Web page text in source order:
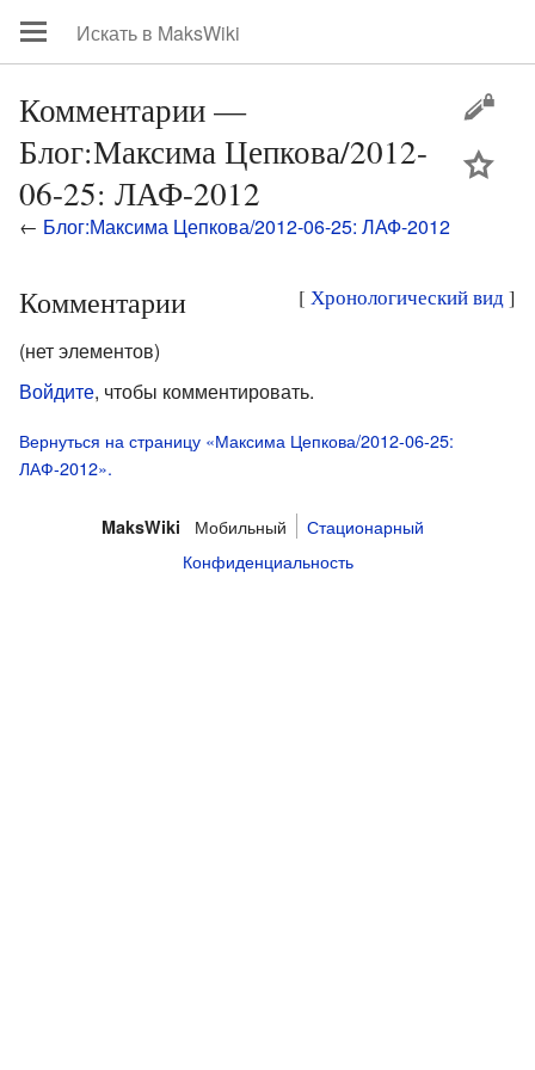
Комментарии —
Блог:Максима Цепкова/2012-
06-25: ЛАФ-2012
← Блог:Максима Цепкова/2012-06-25: ЛАФ-2012
[ Хронологический вид]
Комментарии
(нет элементов)
Войдите, чтобы комментировать.
Вернуться на страницу «Максима Цепкова/2012-06-25:
ЛАФ-2012».
MaksWiki Мобильный
Стационарный
Конфиденциальность